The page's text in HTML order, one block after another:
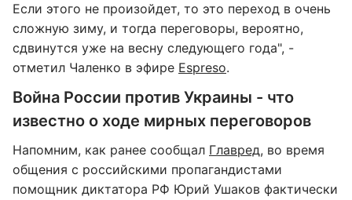
Если этого не произойдет, то это переход в очень
сложную зиму, и тогда переговоры, вероятно,
сдвинутся уже на весну следующего года", -
отметил Чаленко в эфире Espreso.
Война России против Украины - что
известно о ходе мирных переговоров
Напомним, как ранее сообщал Главред, во время
общения с российскими пропагандистами
помощник диктатора РФ Юрий Ушаков фактически